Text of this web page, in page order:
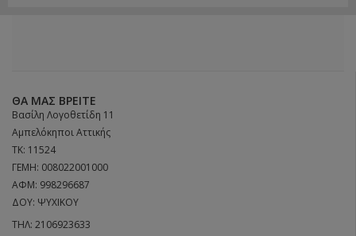
ΘΑ ΜΑΣ ΒΡΕΊΤΕ
Βασίλη Λογοθετίδη 11
Αμπελόκηποι Αττικής
ΤΚ: 11524
ΓΕΜΗ: 008022001000
ΑΦΜ: 998296687
ΔΟΥ: ΨΥΧΙΚΟΥ
ΤΗΛ: 2106923633